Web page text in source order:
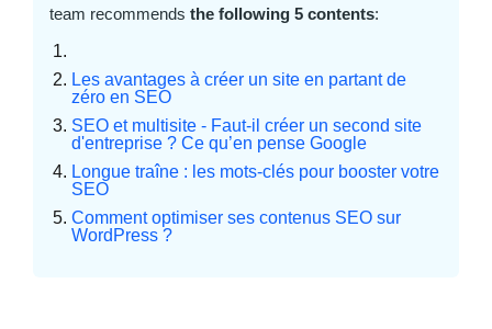
team recommends the following 5 contents:
Les avantages à créer un site en partant de
zéro en SEO
SEO et multisite - Faut-il créer un second site
d'entreprise ? Ce qu’en pense Google
Longue traîne : les mots-clés pour booster votre
SEO
Comment optimiser ses contenus SEO sur
WordPress ?